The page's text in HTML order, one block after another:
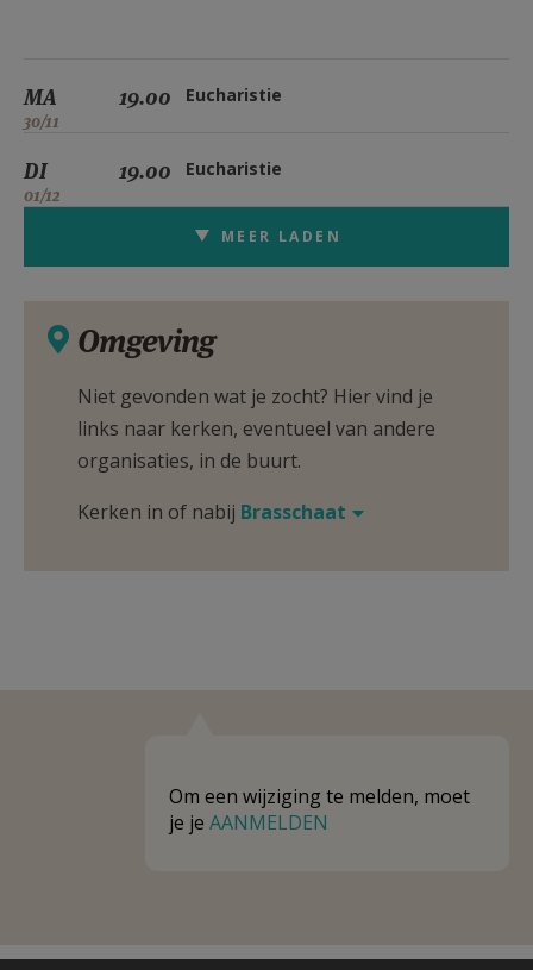
MA
30/11
19.00 Eucharistie
DI
01/12
19.00 Eucharistie
MEER LADEN
Omgeving
Niet gevonden wat je zocht? Hier vind je
links naar kerken, eventueel van andere
organisaties, in de buurt.
Kerken in of nabij Brasschaat
Om een wijziging te melden, moet
je je AANMELDEN